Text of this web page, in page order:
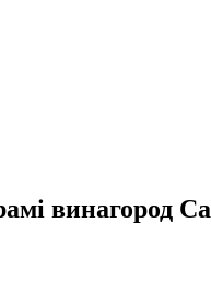
винагород